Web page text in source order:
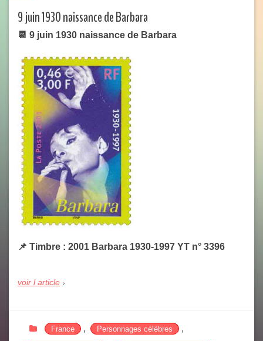
9 juin 1930 naissance de Barbara
📆 9 juin 1930 naissance de Barbara
📌 Timbre : 2001 Barbara 1930-1997 YT n° 3396
voir l article
France , Personnages célèbres ,